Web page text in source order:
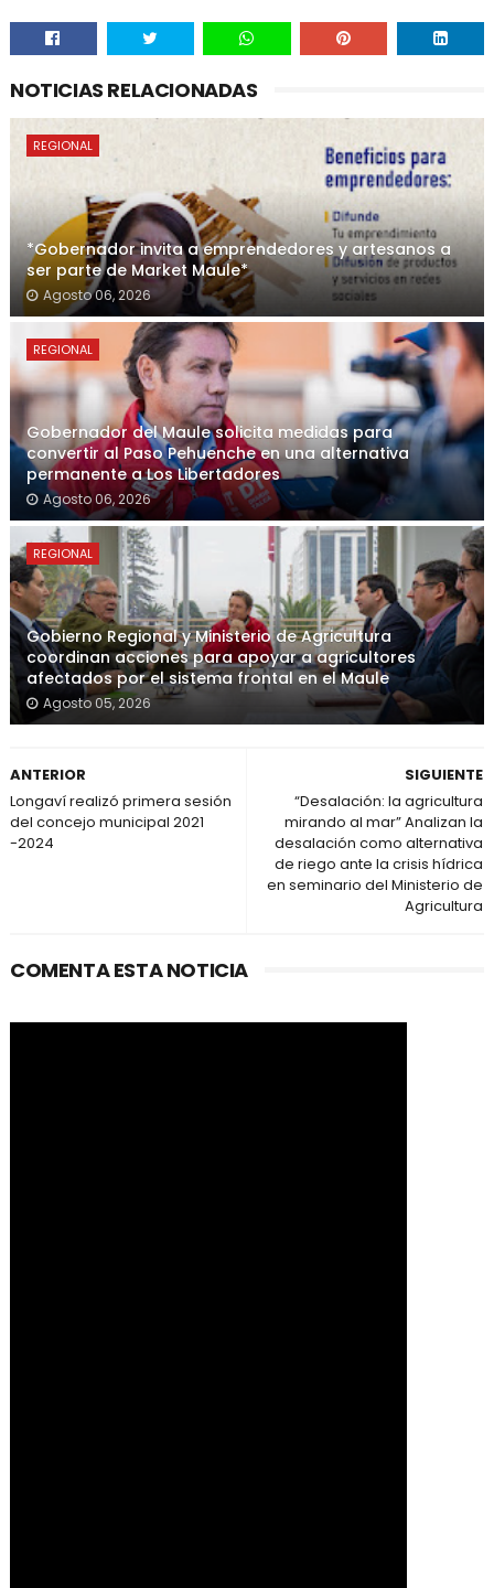
NOTICIAS RELACIONADAS
REGIONAL
*Gobernador invita a emprendedores y artesanos a
ser parte de Market Maule*
Agosto 06, 2026
REGIONAL
Gobernador del Maule solicita medidas para
convertir al Paso Pehuenche en una alternativa
permanente a Los Libertadores
Agosto 06, 2026
REGIONAL
Gobierno Regional y Ministerio de Agricultura
coordinan acciones para apoyar a agricultores
afectados por el sistema frontal en el Maule
Agosto 05, 2026
SIGUIENTE
“Desalación: la agricultura
mirando al mar” Analizan la
desalación como alternativa
de riego ante la crisis hídrica
en seminario del Ministerio de
Agricultura
ANTERIOR
Longaví realizó primera sesión
del concejo municipal 2021
-2024
COMENTA ESTA NOTICIA